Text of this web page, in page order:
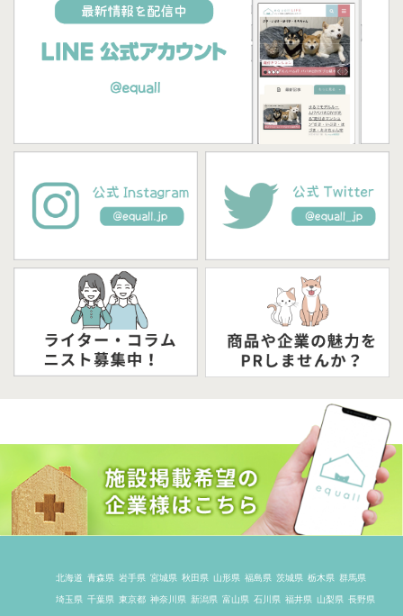
北海道 青森県 岩手県 宮城県 秋田県 山形県 福島県 茨城県 栃木県 群馬県
埼玉県 千葉県 東京都 神奈川県 新潟県 富山県 石川県 福井県 山梨県 長野県